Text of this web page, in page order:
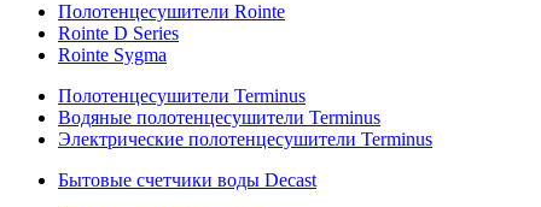
Полотенцесушители Rointe
Rointe D Series
Rointe Sygma
Полотенцесушители Terminus
Водяные полотенцесушители Terminus
Электрические полотенцесушители Terminus
Бытовые счетчики воды Decast